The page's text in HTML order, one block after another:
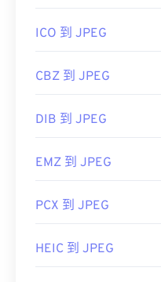
ICO 到 JPEG
CBZ 到 JPEG
DIB 到 JPEG
EMZ 到 JPEG
PCX 到 JPEG
HEIC 到 JPEG